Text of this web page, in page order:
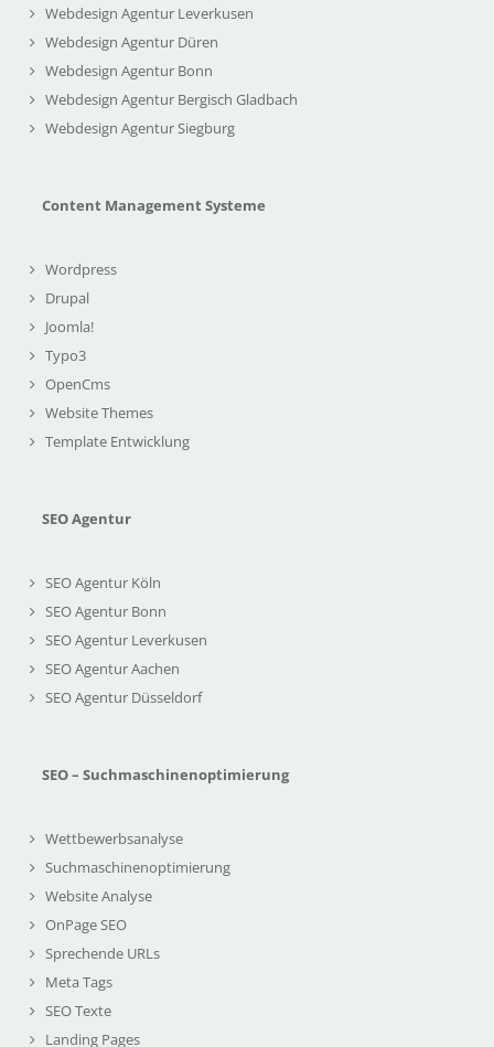
Webdesign Agentur Leverkusen
Webdesign Agentur Düren
Webdesign Agentur Bonn
Webdesign Agentur Bergisch Gladbach
Webdesign Agentur Siegburg
Content Management Systeme
Wordpress
Drupal
Joomla!
Typo3
OpenCms
Website Themes
Template Entwicklung
SEO Agentur
SEO Agentur Köln
SEO Agentur Bonn
SEO Agentur Leverkusen
SEO Agentur Aachen
SEO Agentur Düsseldorf
SEO – Suchmaschinenoptimierung
Wettbewerbsanalyse
Suchmaschinenoptimierung
Website Analyse
OnPage SEO
Sprechende URLs
Meta Tags
SEO Texte
Landing Pages